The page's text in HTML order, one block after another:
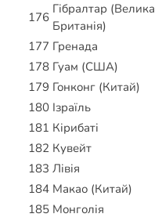
176
Гібралтар (Велика
Британія)
177 Гренада
178 Гуам (США)
179 Гонконг (Китай)
180 Ізраїль
181 Кірибаті
182 Кувейт
183 Лівія
184 Макао (Китай)
185 Монголія